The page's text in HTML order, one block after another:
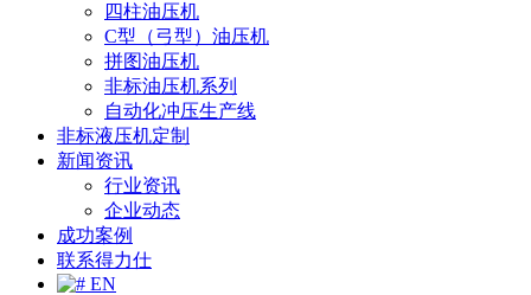
四柱油压机
C型（弓型）油压机
拼图油压机
非标油压机系列
自动化冲压生产线
非标液压机定制
新闻资讯
行业资讯
企业动态
成功案例
联系得力仕
EN